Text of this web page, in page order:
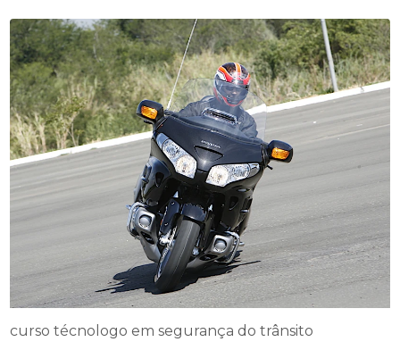
curso técnologo em segurança do trânsito